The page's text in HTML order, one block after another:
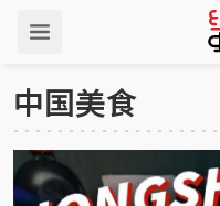
中国美食